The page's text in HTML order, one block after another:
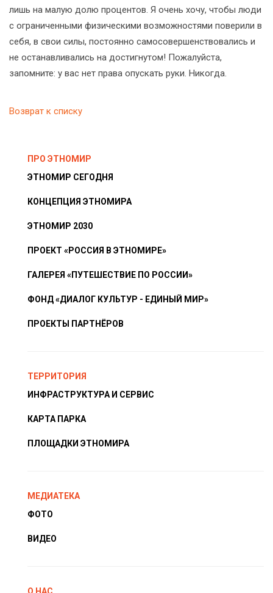
лишь на малую долю процентов. Я очень хочу, чтобы люди
с ограниченными физическими возможностями поверили в
себя, в свои силы, постоянно самосовершенствовались и
не останавливались на достигнутом! Пожалуйста,
запомните: у вас нет права опускать руки. Никогда.
Возврат к списку
ПРО ЭТНОМИР
ЭТНОМИР СЕГОДНЯ
КОНЦЕПЦИЯ ЭТНОМИРА
ЭТНОМИР 2030
ПРОЕКТ «РОССИЯ В ЭТНОМИРЕ»
ГАЛЕРЕЯ «ПУТЕШЕСТВИЕ ПО РОССИИ»
ФОНД «ДИАЛОГ КУЛЬТУР - ЕДИНЫЙ МИР»
ПРОЕКТЫ ПАРТНЁРОВ
ТЕРРИТОРИЯ
ИНФРАСТРУКТУРА И СЕРВИС
КАРТА ПАРКА
ПЛОЩАДКИ ЭТНОМИРА
МЕДИАТЕКА
ФОТО
ВИДЕО